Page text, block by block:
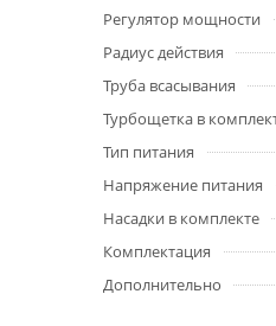
Регулятор мощности
Радиус действия
Труба всасывания
Турбощетка в
Тип питания
Напряжение питания
Насадки в комплекте
Комплектация
Дополнительно